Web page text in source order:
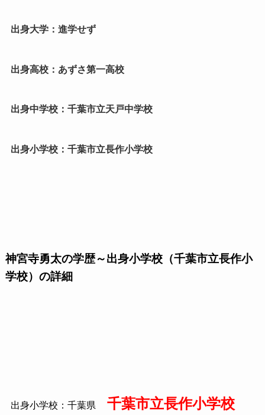
出身大学：進学せず
出身高校：あずさ第一高校
出身中学校：千葉市立天戸中学校
出身小学校：千葉市立長作小学校
神宮寺勇太の学歴～出身小学校（千葉市立長作小
学校）の詳細
出身小学校：千葉県 千葉市立長作小学校